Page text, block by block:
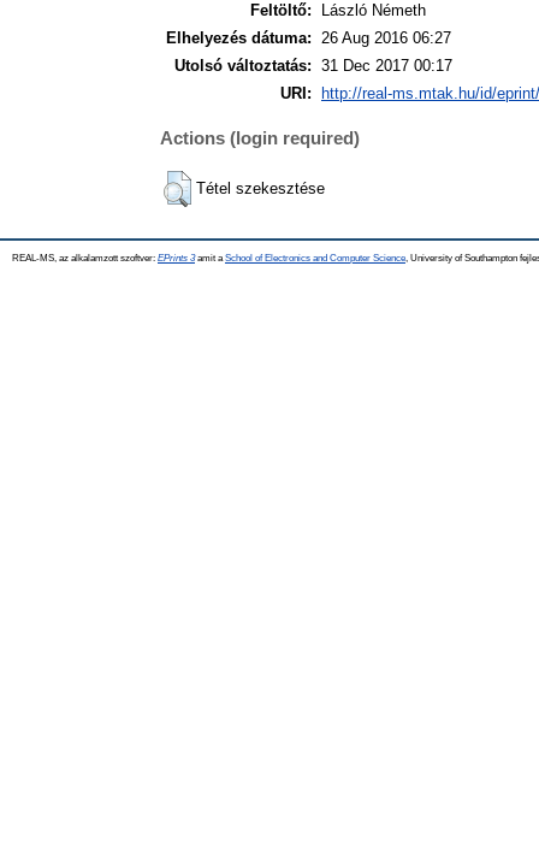
Feltöltő:
László Németh
Elhelyezés dátuma: 26 Aug 2016 06:27
Utolsó változtatás: 31 Dec 2017 00:17
URI:
http://real-ms.mtak.hu/id/
Actions (login required)
Tétel szekesztése
REAL-MS, az alkalamzott szoftver: EPrints 3amit a School of Electronics and Computer Science , University of Southampton